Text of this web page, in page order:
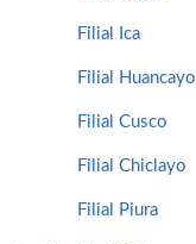
Filial Ica
Filial Huancayo
Filial Cusco
Filial Chiclayo
Filial Piura